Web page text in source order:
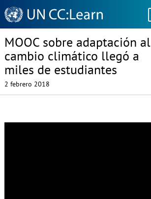
Knowledge
Sharing
Platform
MOOC sobre adaptación al
cambio climático llegó a
miles de estudiantes
2 febrero 2018